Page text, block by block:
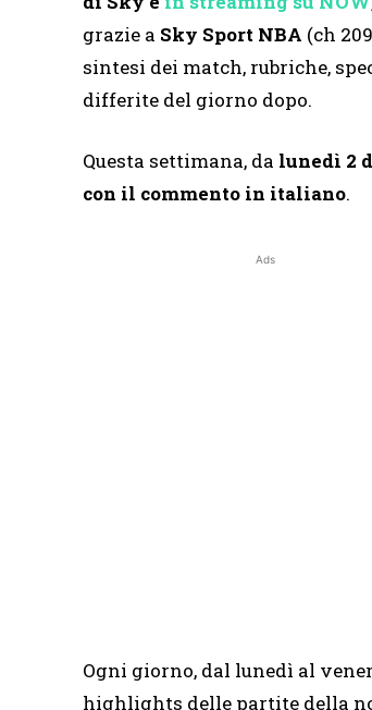
grazie a Sky Sport NBA (ch
sintesi dei match, rubriche,
differite del giorno dopo.
Questa settimana, da lunedì 2
con il commento in italiano.
Ads
Ogni giorno, dal lunedì al
highlights delle partite della